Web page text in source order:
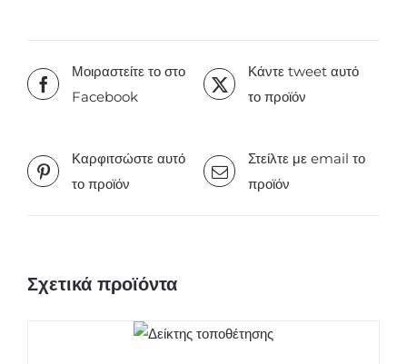
Μοιραστείτε το στο
Facebook
Κάντε tweet αυτό
το προϊόν
Καρφιτσώστε αυτό
το προϊόν
Στείλτε με email το
προϊόν
Σχετικά προϊόντα